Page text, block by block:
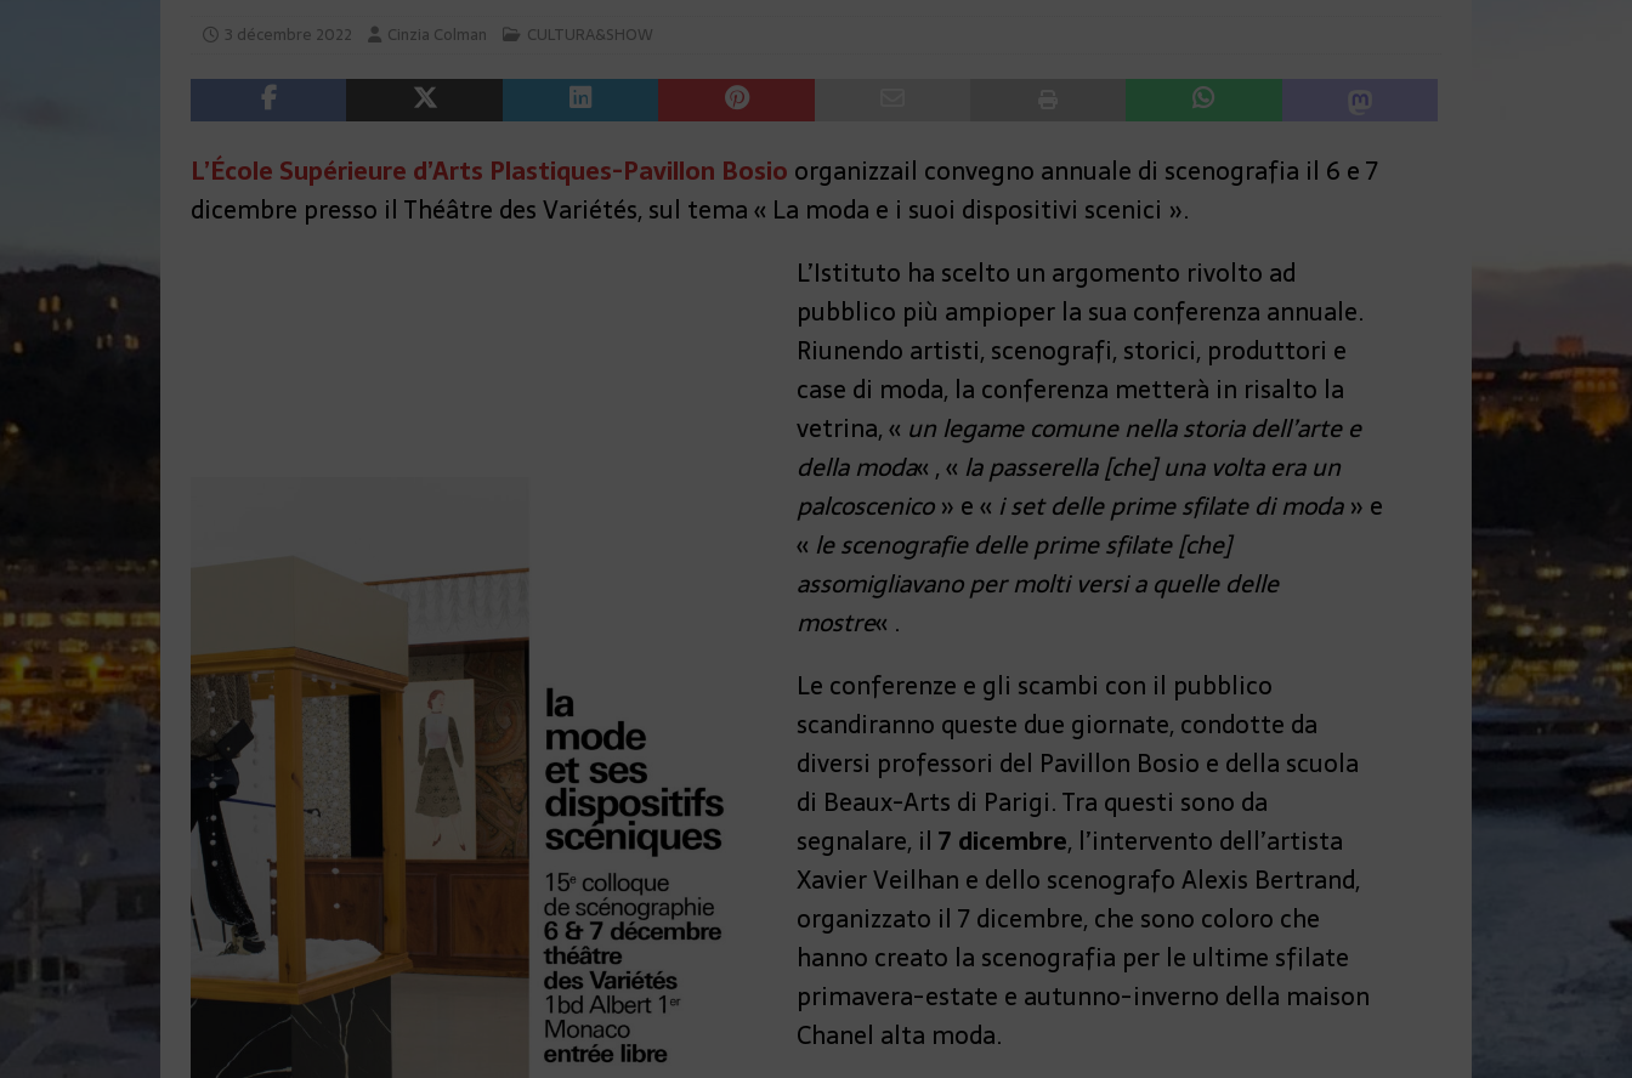
3 décembre 2022 Cinzia Colman CULTURA&SHOW
L’École Supérieure d’Arts Plastiques-Pavillon Bosio organizzail convegno annuale di scenografia il 6 e 7
dicembre presso il Théâtre des Variétés, sul tema « La moda e i suoi dispositivi scenici ».
L’Istituto ha scelto un argomento rivolto ad
pubblico più ampioper la sua conferenza annuale.
Riunendo artisti, scenografi, storici, produttori e
case di moda, la conferenza metterà in risalto la
vetrina, « un legame comune nella storia dell’arte e
della moda« , « la passerella [che] una volta era un
palcoscenico» e « i set delle prime sfilate di moda» e
« le scenografie delle prime sfilate [che]
assomigliavano per molti versi a quelle delle
mostre« .
Le conferenze e gli scambi con il pubblico
scandiranno queste due giornate, condotte da
diversi professori del Pavillon Bosio e della scuola
di Beaux-Arts di Parigi. Tra questi sono da
segnalare, il7 dicembre, l’intervento dell’artista
Xavier Veilhan e dello scenografo Alexis Bertrand,
organizzato il 7 dicembre, che sono coloro che
hanno creato la scenografia per le ultime sfilate
primavera-estate e autunno-inverno della maison
Chanel alta moda.